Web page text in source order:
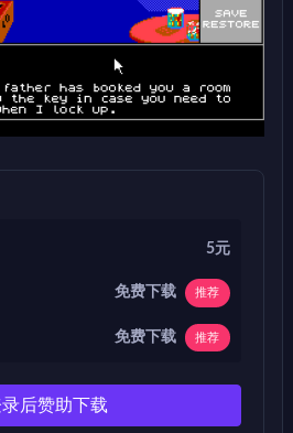
5元
免费下载 推荐
免费下载 推荐
后赞助下载